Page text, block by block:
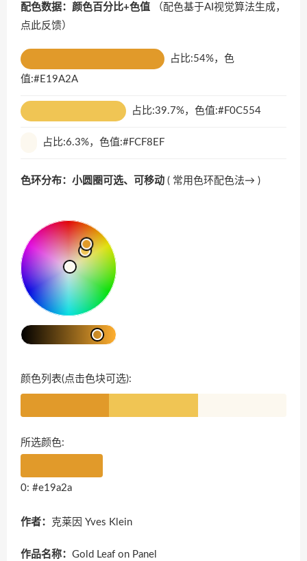
配色数据：颜色百分比+色值 （配色基于AI视觉算法生成，
点此反馈）
占比:54%，色
值:#E19A2A
占比:39.7%，色值:#F0C554
占比:6.3%，色值:#FCF8EF
色环分布：小圆圈可选、可移动 ( 常用色环配色法→ )
颜色列表(点击色块可选):
所选颜色:
0: #e19a2a
作者： 克莱因 Yves Klein
作品名称： Gold Leaf on Panel